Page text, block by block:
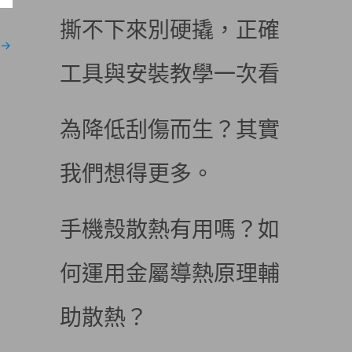
→
撕不下來別硬撬，正確
工具與安裝教學一次看
為降低刮傷而生？其實
我們想得更多。
手機殼散熱有用嗎？如
何運用金屬導熱原理輔
助散熱？